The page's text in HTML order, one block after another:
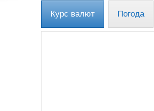
Курс валют Погода